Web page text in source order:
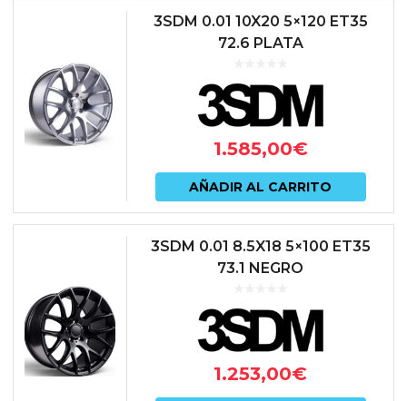
3SDM 0.01 10X20 5×120 ET35
72.6 PLATA
1.585,00€
AÑADIR AL CARRITO
3SDM 0.01 8.5X18 5×100 ET35
73.1 NEGRO
1.253,00€